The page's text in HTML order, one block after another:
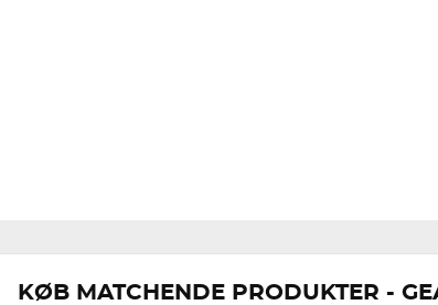
KØB MATCHENDE PRODUKTER -